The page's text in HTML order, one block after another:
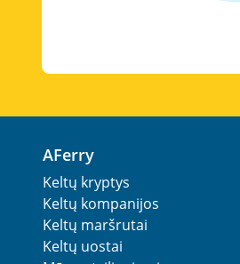
AFerry
Keltų kryptys
Keltų kompanijos
Keltų maršrutai
Keltų uostai